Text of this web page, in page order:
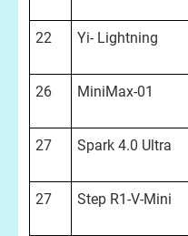
22 Yi- Lightning
26 MiniMax-01
27 Spark 4.0 Ultra
27 Step R1-V-Mini